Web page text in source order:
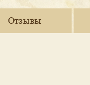
Отзывы